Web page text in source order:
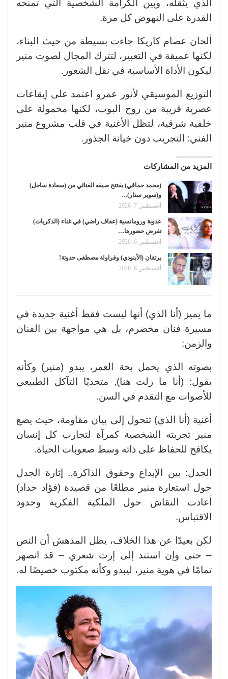
الذي يثقله، وبين الكرامة الشخصية التي تمنحه
القدرة على النهوض كل مرة.
ألحان عصام كاريكا جاءت بسيطة من حيث البناء،
لكنها عميقة في التعبير، لتترك المجال لصوت منير
ليكون الأداة الأساسية في نقل الشعور.
التوزيع الموسيقي لأنور عمرو اعتمد على إيقاعات
عصرية قريبة من روح البوب، لكنها محمولة على
خلفية شرقية، لتظل الأغنية في قلب مشروع منير
الفني: التجريب دون خيانة الجذور.
المزيد من المشاركات
(محمد حماقي) يفتتح صيفه الغنائي من (سعادة ساحل)
و(سوبر ستار)…
أغسطس 7, 2026
عذوبة ورومانسية (عفاف راضي) في غناء (الذكريات)
تفرض حضورها…
أغسطس 6, 2026
برتقان (الأبنودي) وفراولة مصطفى حدوتة!
أغسطس 6, 2026
ما يميز (أنا الذي) أنها ليست فقط أغنية جديدة في
مسيرة فنان مخضرم، بل هي مواجهة بين الفنان
والزمن:
بصوته الذي يحمل بحة العمر، يبدو (منير) وكأنه
يقول: (أنا ما زلت هنا), متحديًا التآكل الطبيعي
للأصوات مع التقدم في السن.
أغنية (أنا الذي) تتحول إلى بيان مقاومة، حيث يضع
منير تجربته الشخصية كمرآة لتجارب كل إنسان
يكافح للحفاظ على ذاته وسط صعوبات الحياة.
الجدل: بين الإبداع وحقوق الذاكرة.. إثارة الجدل
حول استعارة منير مطلعًا من قصيدة (فؤاد حداد)
أعادت النقاش حول الملكية الفكرية وحدود
الاقتباس.
لكن بعيدًا عن هذا الخلاف، يظل المدهش أن النص
– حتى وإن استند إلى إرث شعري – قد انصهر
تمامًا في هوية منير، ليبدو وكأنه مكتوب خصيصًا له.